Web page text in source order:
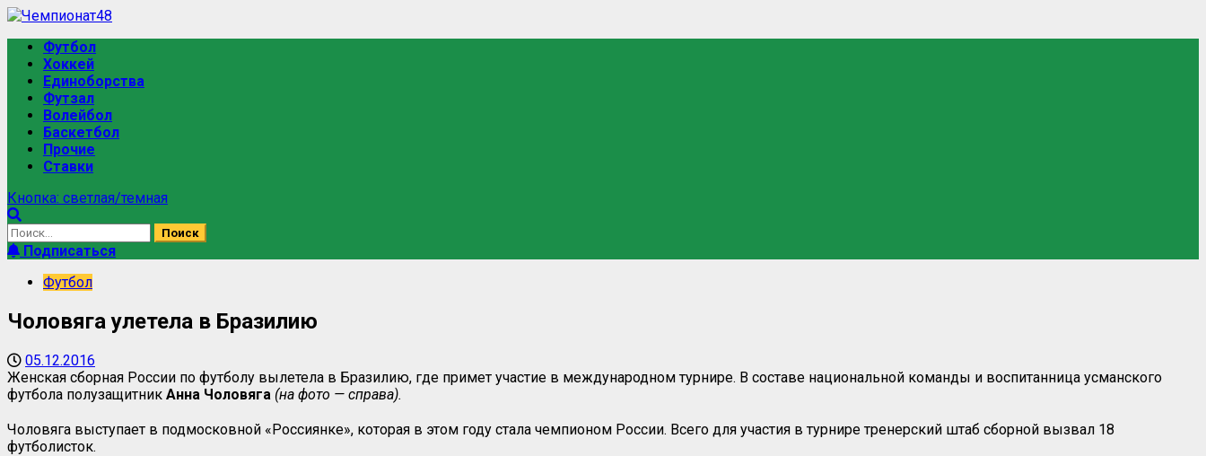
Футбол
Хоккей
Единоборства
Футзал
Волейбол
Баскетбол
Прочие
Ставки
Кнопка: светлая/темная
Подписаться
Футбол
Чоловяга улетела в Бразилию
05.12.2016
Женская сборная России по футболу вылетела в Бразилию, где примет участие в международном турнире. В составе национальной команды и воспитанница усманского
футбола полузащитник Анна Чоловяга (на фото — справа).
Чоловяга выступает в подмосковной «Россиянке», которая в этом году стала чемпионом России. Всего для участия в турнире тренерский штаб сборной вызвал 18
футболисток.